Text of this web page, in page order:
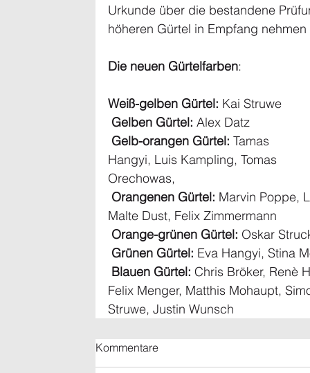
Urkunde über die bestandene
höheren Gürtel in Empfang
Die neuen Gürtelfarben:
Weiß-gelben Gürtel: Kai Struwe
Gelben Gürtel: Alex Datz
Gelb-orangen Gürtel: Tamas
Hangyi, Luis Kampling, Tomas
Orechowas,
Orangenen Gürtel: Marvin Poppe,
Malte Dust, Felix Zimmermann
Orange-grünen Gürtel: Oskar
Grünen Gürtel: Eva Hangyi, Stina
Blauen Gürtel: Chris Bröker, Renè
Felix Menger, Matthis Mohaupt,
Struwe, Justin Wunsch
Kommentare